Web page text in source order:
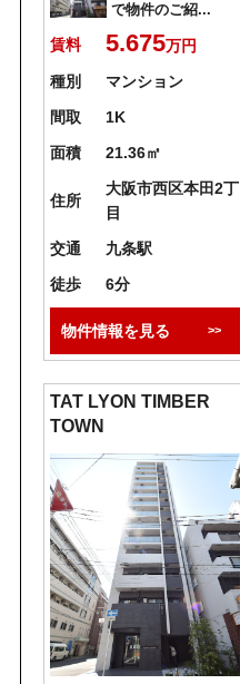
で物件のご紹...
賃料 5.675万円
種別
マンション
間取
1K
面積
21.36㎡
住所
大阪市西区本田2丁
目
交通
九条駅
徒歩
6分
物件情報を見る
TAT LYON TIMBER
TOWN